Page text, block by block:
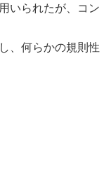
いられたが、コン
、何らかの規則性